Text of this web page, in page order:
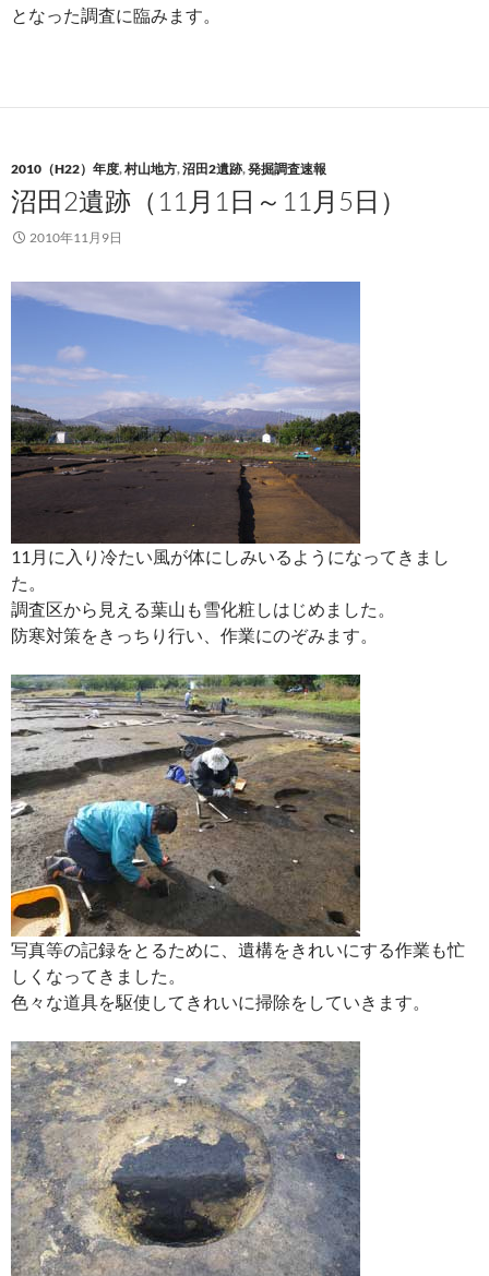
となった調査に臨みます。
2010（H22）年度,村山地方,沼田2遺跡,発掘調査速報
沼田2遺跡（11月1日～11月5日）
2010年11月9日
11月に入り冷たい風が体にしみいるようになってきまし
た。
調査区から見える葉山も雪化粧しはじめました。
防寒対策をきっちり行い、作業にのぞみます。
写真等の記録をとるために、遺構をきれいにする作業も忙
しくなってきました。
色々な道具を駆使してきれいに掃除をしていきます。